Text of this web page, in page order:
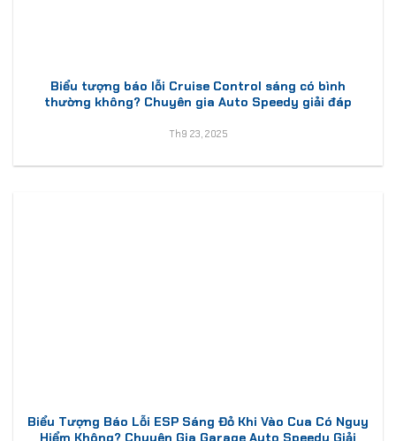
Biểu tượng báo lỗi Cruise Control sáng có bình
thường không? Chuyên gia Auto Speedy giải đáp
Th9 23, 2025
Biểu Tượng Báo Lỗi ESP Sáng Đỏ Khi Vào Cua Có Nguy
Hiểm Không? Chuyên Gia Garage Auto Speedy Giải